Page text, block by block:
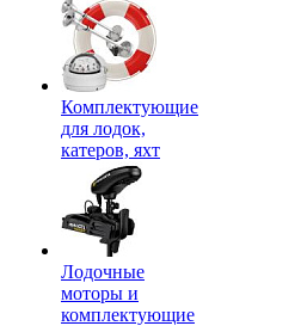
Комплектующие
для лодок,
катеров, яхт
Лодочные
моторы и
комплектующие